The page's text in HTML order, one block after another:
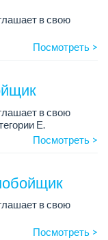
в свою
категории Е, опыт
Посмотреть >
в свою
Е.
Посмотреть >
в свою
Посмотреть >